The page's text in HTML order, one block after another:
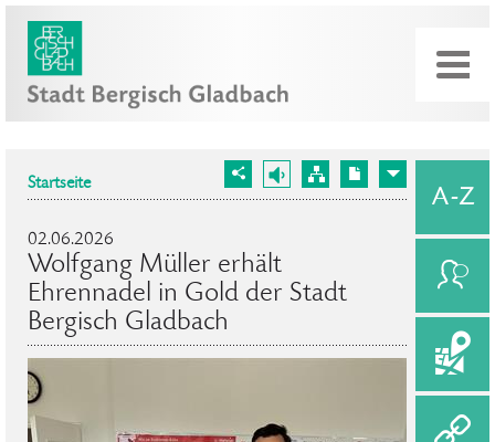
Startseite
02.06.2026
Wolfgang Müller erhält
Ehrennadel in Gold der Stadt
Bergisch Gladbach